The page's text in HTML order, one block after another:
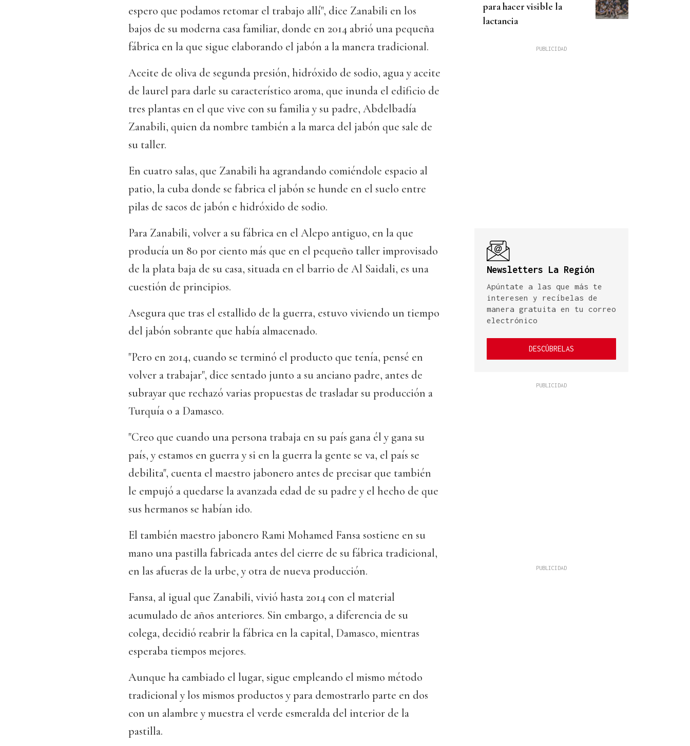
espero que podamos retomar el trabajo allí", dice Zanabili en los
bajos de su moderna casa familiar, donde en 2014 abrió una pequeña
fábrica en la que sigue elaborando el jabón a la manera tradicional.
Aceite de oliva de segunda presión, hidróxido de sodio, agua y aceite
de laurel para darle su característico aroma, que inunda el edificio de
tres plantas en el que vive con su familia y su padre, Abdelbadía
Zanabili, quien da nombre también a la marca del jabón que sale de
su taller.
En cuatro salas, que Zanabili ha agrandando comiéndole espacio al
patio, la cuba donde se fabrica el jabón se hunde en el suelo entre
pilas de sacos de jabón e hidróxido de sodio.
Para Zanabili, volver a su fábrica en el Alepo antiguo, en la que
producía un 80 por ciento más que en el pequeño taller improvisado
de la plata baja de su casa, situada en el barrio de Al Saidali, es una
cuestión de principios.
Asegura que tras el estallido de la guerra, estuvo viviendo un tiempo
del jabón sobrante que había almacenado.
"Pero en 2014, cuando se terminó el producto que tenía, pensé en
volver a trabajar", dice sentado junto a su anciano padre, antes de
subrayar que rechazó varias propuestas de trasladar su producción a
Turquía o a Damasco.
"Creo que cuando una persona trabaja en su país gana él y gana su
país, y estamos en guerra y si en la guerra la gente se va, el país se
debilita", cuenta el maestro jabonero antes de precisar que también
le empujó a quedarse la avanzada edad de su padre y el hecho de que
sus hermanos se habían ido.
El también maestro jabonero Rami Mohamed Fansa sostiene en su
mano una pastilla fabricada antes del cierre de su fábrica tradicional,
en las afueras de la urbe, y otra de nueva producción.
Fansa, al igual que Zanabili, vivió hasta 2014 con el material
acumulado de años anteriores. Sin embargo, a diferencia de su
colega, decidió reabrir la fábrica en la capital, Damasco, mientras
esperaba tiempos mejores.
Aunque ha cambiado el lugar, sigue empleando el mismo método
tradicional y los mismos productos y para demostrarlo parte en dos
con un alambre y muestra el verde esmeralda del interior de la
pastilla.
para hacer visible la
lactancia
Newsletters La Región
Apúntate a las que más te
interesen y recíbelas de
manera gratuita en tu correo
electrónico
DESCÚBRELAS